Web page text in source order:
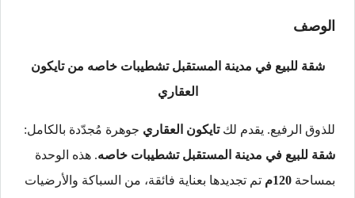
الوصف
شقة للبيع في مدينة المستقبل تشطيبات خاصه من تايكون
العقاري
للذوق الرفيع. يقدم لكتايكون العقاري جوهرة مُجدّدة بالكامل:
شقة للبيع في مدينة المستقبل تشطيبات خاصه. هذه الوحدة
بمساحة 120م
تم تجديدها بعناية فائقة، من السباكة والأرضيات